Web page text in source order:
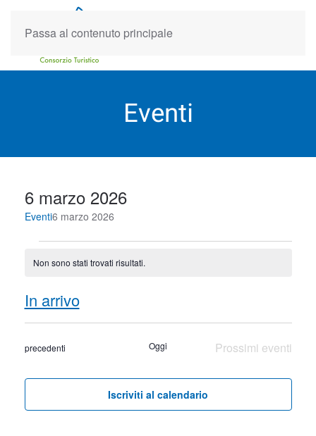
Passa al contenuto principale
Eventi
6 marzo 2026
Eventi6 marzo 2026
Eventi
Notice
Non sono stati trovati risultati.
e
viste
In arrivo
Seleziona
data.
Eventi
precedenti Oggi Prossimi eventi
Iscriviti al calendario